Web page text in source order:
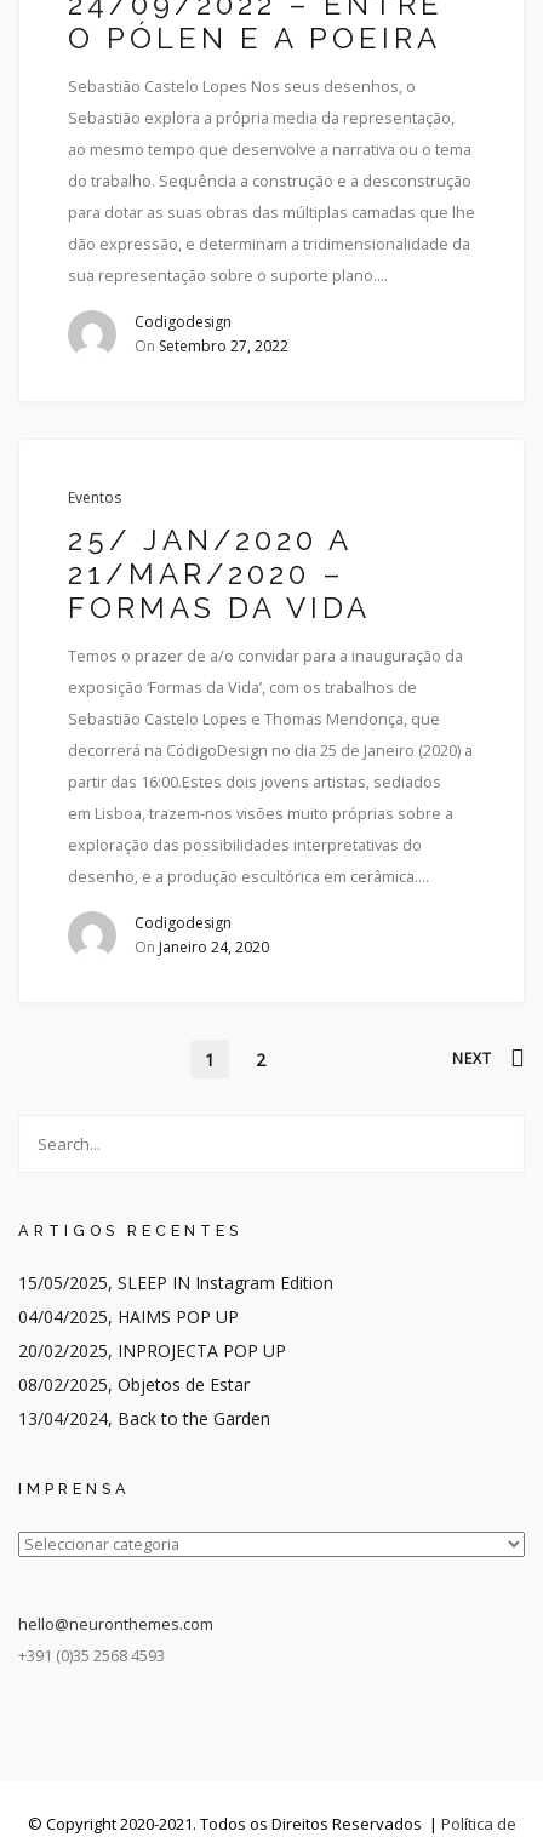
O PÓLEN E A POEIRA
Sebastião Castelo Lopes Nos seus desenhos, o
Sebastião explora a própria media da representação,
ao mesmo tempo que desenvolve a narrativa ou o tema
do trabalho. Sequência a construção e a desconstrução
para dotar as suas obras das múltiplas camadas que lhe
dão expressão, e determinam a tridimensionalidade da
sua representação sobre o suporte plano….
Codigodesign
On Setembro 27, 2022
Eventos
25/ JAN/2020 A
21/MAR/2020 –
FORMAS DA VIDA
Temos o prazer de a/o convidar para a inauguração da
exposição ‘Formas da Vida’, com os trabalhos de
Sebastião Castelo Lopes e Thomas Mendonça, que
decorrerá na CódigoDesign no dia 25 de Janeiro (2020) a
partir das 16:00.Estes dois jovens artistas, sediados
em Lisboa, trazem-nos visões muito próprias sobre a
exploração das possibilidades interpretativas do
desenho, e a produção escultórica em cerâmica….
Codigodesign
On Janeiro 24, 2020
1 2 NEXT
ARTIGOS RECENTES
15/05/2025, SLEEP IN Instagram Edition
04/04/2025, HAIMS POP UP
20/02/2025, INPROJECTA POP UP
08/02/2025, Objetos de Estar
13/04/2024, Back to the Garden
IMPRENSA
IMPRENSA
hello@neuronthemes.com
+391 (0)35 2568 4593
© Copyright 2020-2021. Todos os Direitos Reservados | Política de